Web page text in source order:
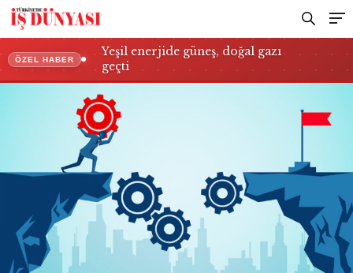
ÖZEL HABER
Yeşil enerjide güneş, doğal gazı
geçti